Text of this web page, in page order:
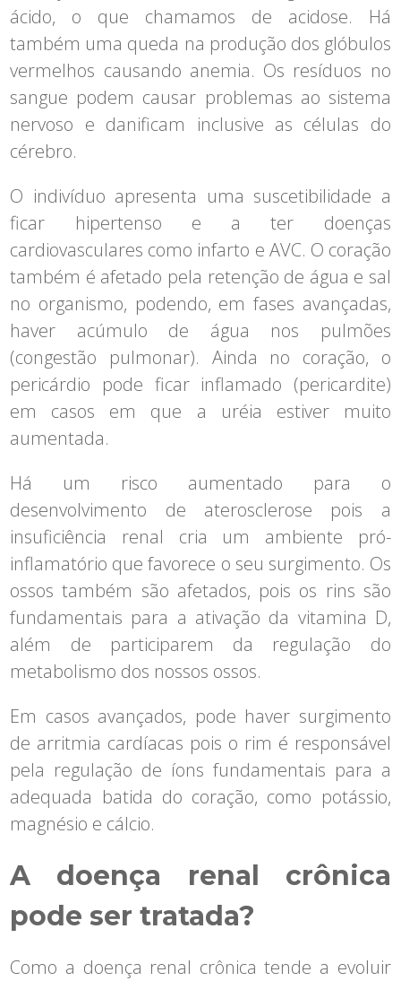
ácido, o que chamamos de acidose. Há
também uma queda na produção dos glóbulos
vermelhos causando anemia. Os resíduos no
sangue podem causar problemas ao sistema
nervoso e danificam inclusive as células do
cérebro.
O indivíduo apresenta uma suscetibilidade a
ficar hipertenso e a ter doenças
cardiovasculares como infarto e AVC. O coração
também é afetado pela retenção de água e sal
no organismo, podendo, em fases avançadas,
haver acúmulo de água nos pulmões
(congestão pulmonar). Ainda no coração, o
pericárdio pode ficar inflamado (pericardite)
em casos em que a uréia estiver muito
aumentada.
Há um risco aumentado para o
desenvolvimento de aterosclerose pois a
insuficiência renal cria um ambiente pró-
inflamatório que favorece o seu surgimento. Os
ossos também são afetados, pois os rins são
fundamentais para a ativação da vitamina D,
além de participarem da regulação do
metabolismo dos nossos ossos.
Em casos avançados, pode haver surgimento
de arritmia cardíacas pois o rim é responsável
pela regulação de íons fundamentais para a
adequada batida do coração, como potássio,
magnésio e cálcio.
A doença renal crônica
pode ser tratada?
Como a doença renal crônica tende a evoluir